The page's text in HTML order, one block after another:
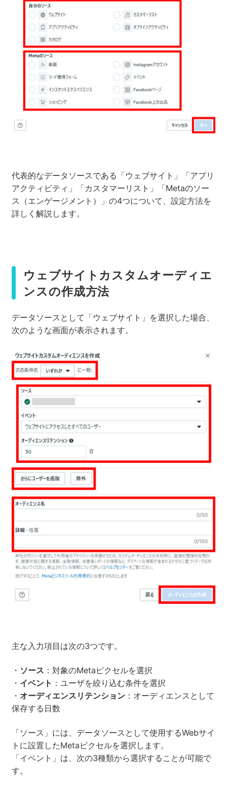
代表的なデータソースである「ウェブサイト」「アプリ
アクティビティ」「カスタマーリスト」「Metaのソー
ス（エンゲージメント）」の4つについて、設定方法を
詳しく解説します。
ウェブサイトカスタムオーディエ
ンスの作成方法
データソースとして「ウェブサイト」を選択した場合、
次のような画面が表示されます。
主な入力項目は次の3つです。
・ ソース ：対象のMetaピクセルを選択
・ イベント ：ユーザを絞り込む条件を選択
・ オーディエンスリテンション：オーディエンスとして
保存する日数
「ソース」には、データソースとして使用するWebサイ
トに設置したMetaピクセルを選択します。
「イベント」は、次の3種類から選択することが可能で
す。